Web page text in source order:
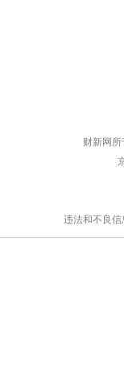
财新网
违法和不良